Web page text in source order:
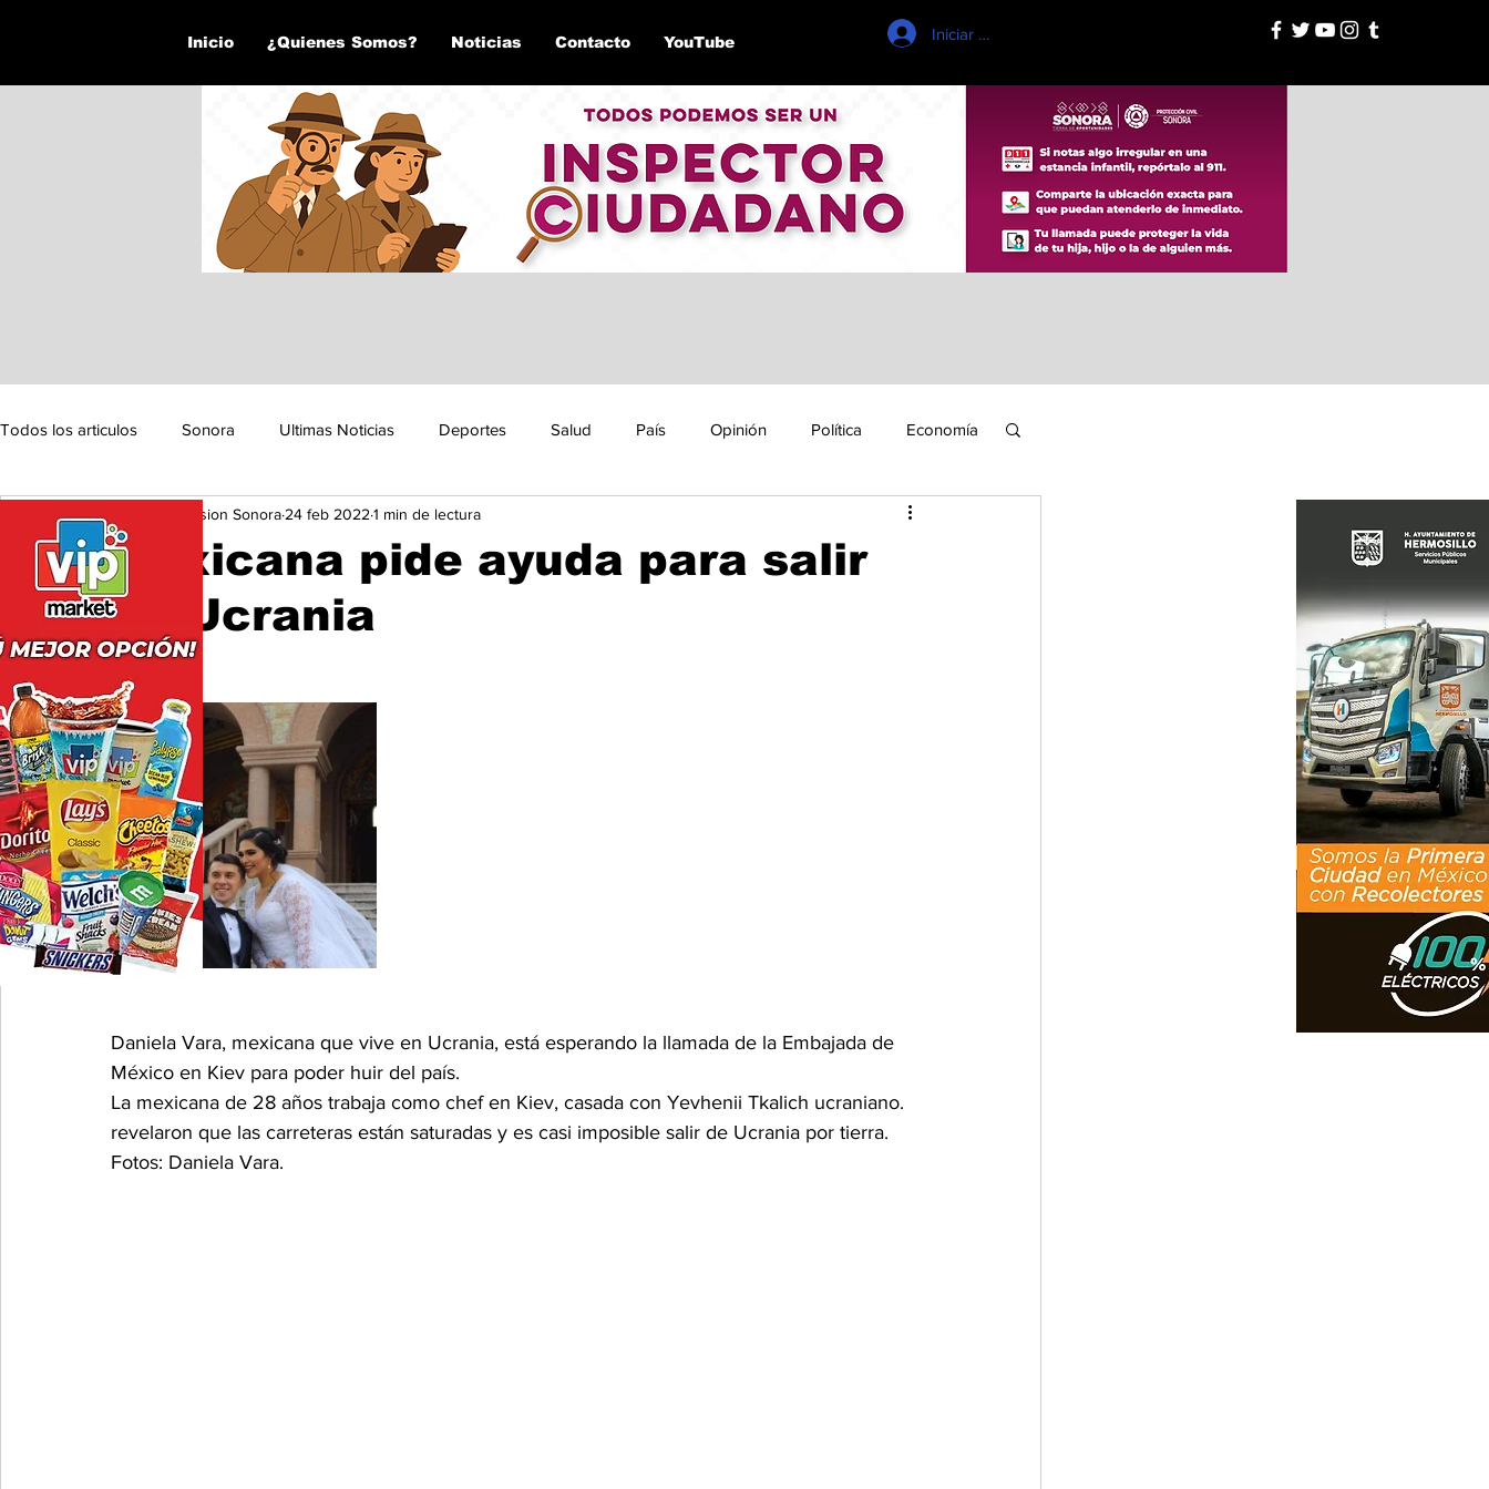
Inicio ¿Quienes Somos? Noticias Contacto YouTube Iniciar sesión
Todos los articulos Sonora Ultimas Noticias Deportes Salud País Opinión Política Economía
Seguridad Educación y Cultura San Luis Río Colorado
Mexicana pide ayuda para salir
de Ucrania
Expresion Sonora 24 feb 2022 1 min de lectura
Daniela Vara, mexicana que vive en Ucrania, está esperando la llamada de la Embajada de
México en Kiev para poder huir del país.
La mexicana de 28 años trabaja como chef en Kiev, casada con Yevhenii Tkalich ucraniano.
revelaron que las carreteras están saturadas y es casi imposible salir de Ucrania por tierra.
Fotos: Daniela Vara.